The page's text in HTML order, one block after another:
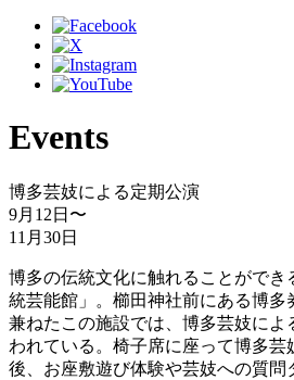
Events
博多芸妓による定期公演
9月12日 〜
11月30日
博多の伝統文化に触れることができ
統芸能館」。櫛田神社前にある博多
兼ねたこの施設では、博多芸妓によ
われている。椅子席に座って博多芸
後、お座敷遊び体験や芸妓への質問